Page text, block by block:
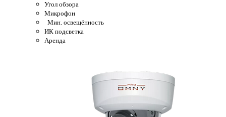
Угол обзора
Микрофон
Мин. освещённость
ИК подсветка
Аренда